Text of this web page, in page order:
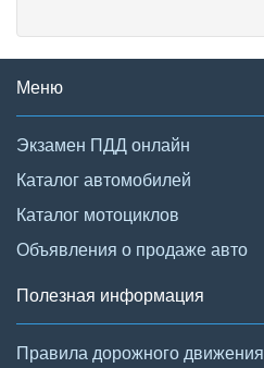
Меню
Экзамен ПДД онлайн
Каталог автомобилей
Каталог мотоциклов
Объявления о продаже авто
Полезная информация
Правила дорожного движения